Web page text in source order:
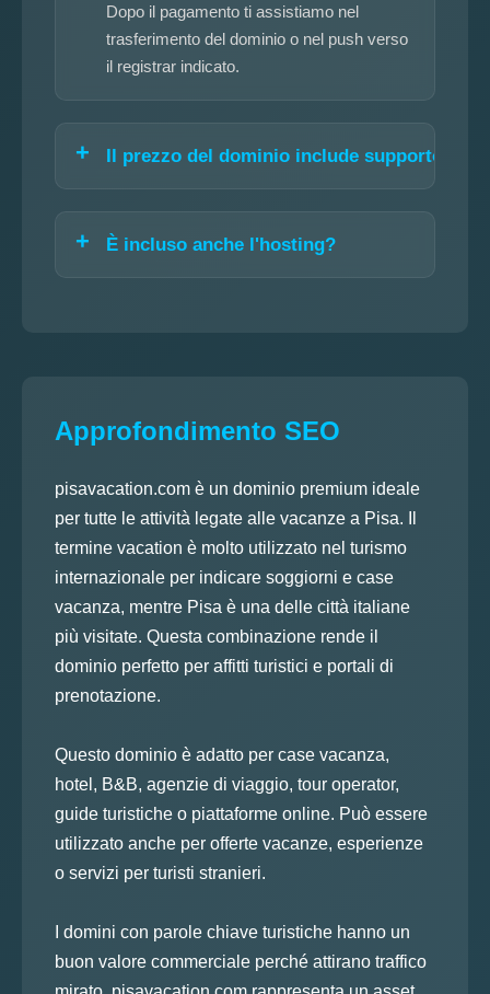
Dopo il pagamento ti assistiamo nel
trasferimento del dominio o nel push verso
il registrar indicato.
Il prezzo del dominio include supporto?
È incluso anche l'hosting?
Approfondimento SEO
pisavacation.com è un dominio premium ideale
per tutte le attività legate alle vacanze a Pisa. Il
termine vacation è molto utilizzato nel turismo
internazionale per indicare soggiorni e case
vacanza, mentre Pisa è una delle città italiane
più visitate. Questa combinazione rende il
dominio perfetto per affitti turistici e portali di
prenotazione.
Questo dominio è adatto per case vacanza,
hotel, B&B, agenzie di viaggio, tour operator,
guide turistiche o piattaforme online. Può essere
utilizzato anche per offerte vacanze, esperienze
o servizi per turisti stranieri.
I domini con parole chiave turistiche hanno un
buon valore commerciale perché attirano traffico